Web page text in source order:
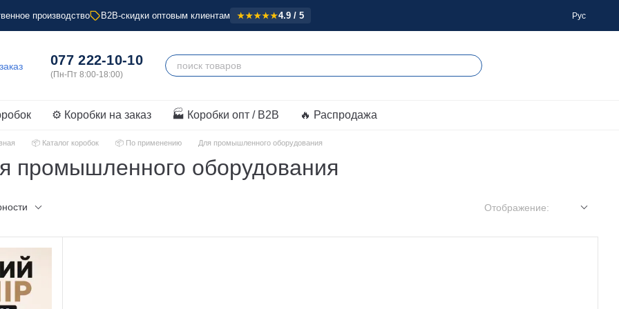
производство B2B-скидки оптовым клиентам ★★★★★4.9 / 5 Рус
077 222-10-10
⚙️ Коробки на заказ 🏭 Коробки опт / B2B 🔥 Распродажа
📦 Каталог коробок 📦 По применению Для промышленного оборудования
промышленного оборудования
Отображение: